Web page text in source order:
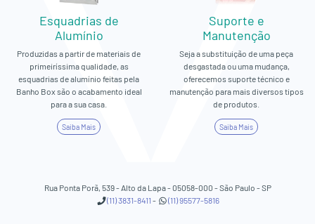
Esquadrias de
Alumínio
Produzidas a partir de materiais de
primeiríssima qualidade, as
esquadrias de alumínio feitas pela
Banho Box são o acabamento ideal
para a sua casa.
Saiba Mais
Suporte e
Manutenção
Seja a substituição de uma peça
desgastada ou uma mudança,
oferecemos suporte técnico e
manutenção para mais diversos tipos
de produtos.
Saiba Mais
Rua Ponta Porã, 539 - Alto da Lapa - 05058-000 - São Paulo - SP
(11) 3831-8411 - (11) 95577-5816